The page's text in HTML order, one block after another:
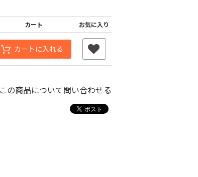
カート お気に入り
カートに入れる
この商品について問い合わせる